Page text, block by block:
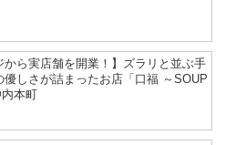
から実店舗を開業！】ズラリと並ぶ手
優しさが詰まったお店「口福 ～SOUP
本町